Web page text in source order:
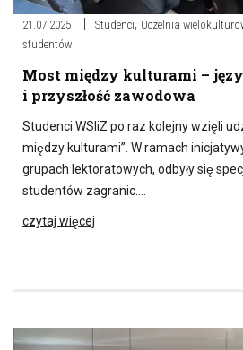
21.07.2025 Studenci, Uczelnia
studentów
Most między kulturami –
i przyszłość zawodowa
Studenci WSIiZ po raz kolejny wzięli
między kulturami”. W ramach
grupach lektoratowych, odbyły się
studentów zagranic….
czytaj więcej